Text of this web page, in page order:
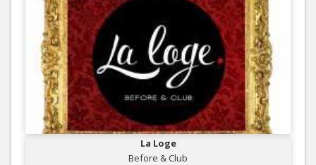
La Loge
Before & Club